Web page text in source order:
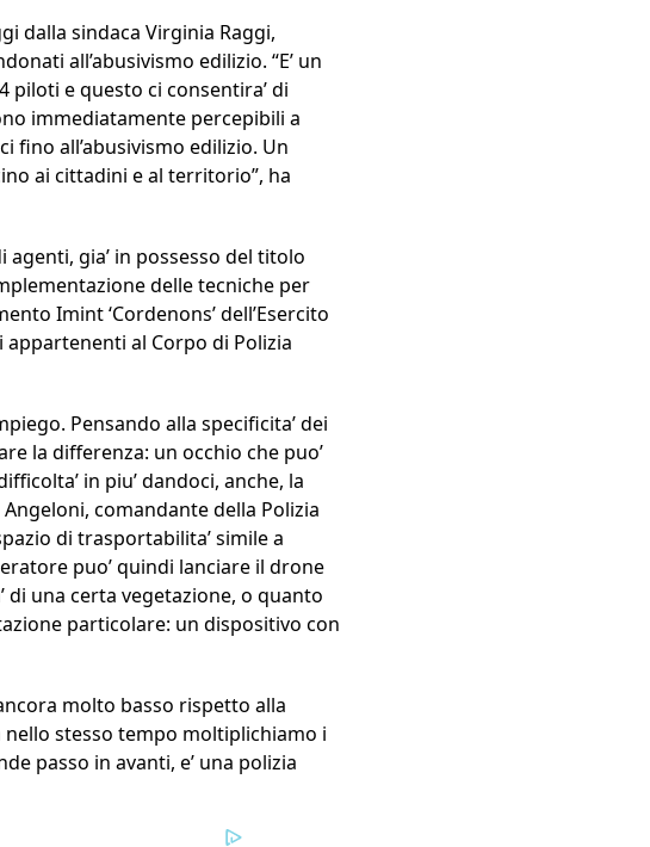
dalla sindaca Virginia Raggi,
all’abusivismo edilizio. “E’ un
e questo ci consentira’ di
immediatamente percepibili a
fino all’abusivismo edilizio. Un
ai cittadini e al territorio”, ha
gia’ in possesso del titolo
delle tecniche per
Imint ‘Cordenons’ dell’Esercito
al Corpo di Polizia
Pensando alla specificita’ dei
la differenza: un occhio che puo’
in piu’ dandoci, anche, la
comandante della Polizia
di trasportabilita’ simile a
puo’ quindi lanciare il drone
di una certa vegetazione, o quanto
particolare: un dispositivo con
molto basso rispetto alla
stesso tempo moltiplichiamo i
passo in avanti, e’ una polizia